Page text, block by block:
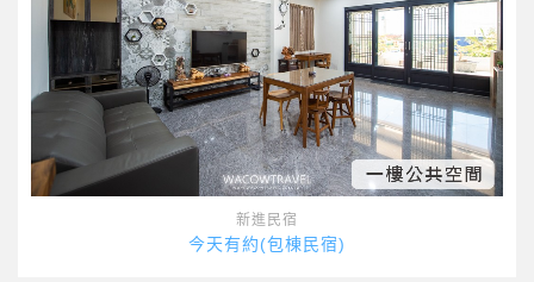
新進民宿
今天有約(包棟民宿)